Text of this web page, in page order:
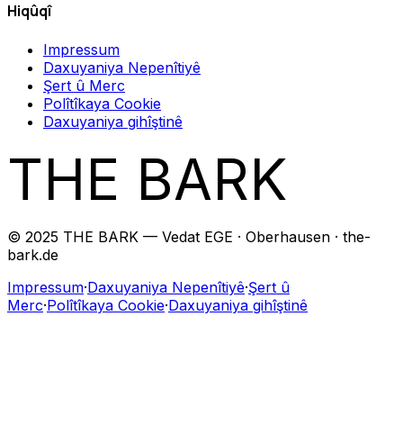
Hiqûqî
Impressum
Daxuyaniya Nepenîtiyê
Şert û Merc
Polîtîkaya Cookie
Daxuyaniya gihîştinê
THE BARK
© 2025 THE BARK — Vedat EGE · Oberhausen · the-
bark.de
Impressum·Daxuyaniya Nepenîtiyê·Şert û
Merc·Polîtîkaya Cookie·Daxuyaniya gihîştinê